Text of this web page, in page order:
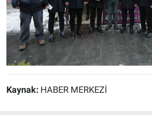
Kaynak: HABER MERKEZİ